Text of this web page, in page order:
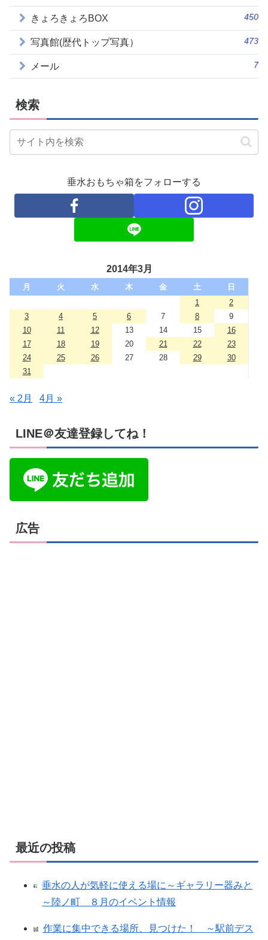
きょろきょろBOX 450
写真館(歴代トップ写真） 473
メール 7
検索
垂水おもちゃ箱をフォローする
2014年3月
月 火 水 木 金 土
日
1
2
3
4 5 6 7 8
9
10
11 12 13 14 15
16
17
18 19 20 21 22
23
24
25 26 27 28 29
30
31
« 2月 4月 »
LINE＠友達登録してね！
広告
最近の投稿
垂水の人が気軽に使える場に～ギャラリー器みと
～陸ノ町 ８月のイベント情報
作業に集中できる場所、見つけた！ ～駅前デス